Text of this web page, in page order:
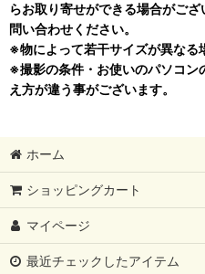
らお取り寄せができる場合がご
問い合わせください。
※物によって若干サイズが異なる
※撮影の条件・お使いのパソコン
え方が違う事がございます。
ホーム
ショッピングカート
マイページ
最近チェックしたアイテム